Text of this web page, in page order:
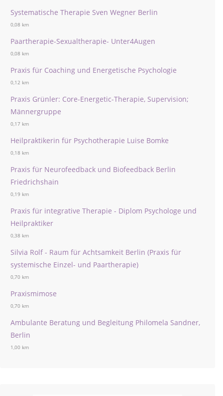
Systematische Therapie Sven Wegner Berlin
0,08 km
Paartherapie-Sexualtherapie- Unter4Augen
0,08 km
Praxis für Coaching und Energetische Psychologie
0,12 km
Praxis Grünler: Core-Energetic-Therapie, Supervision;
Männergruppe
0,17 km
Heilpraktikerin für Psychotherapie Luise Bomke
0,18 km
Praxis für Neurofeedback und Biofeedback Berlin
Friedrichshain
0,19 km
Praxis für integrative Therapie - Diplom Psychologe und
Heilpraktiker
0,38 km
Silvia Rolf - Raum für Achtsamkeit Berlin (Praxis für
systemische Einzel- und Paartherapie)
0,70 km
Praxismimose
0,70 km
Ambulante Beratung und Begleitung Philomela Sandner,
Berlin
1,00 km